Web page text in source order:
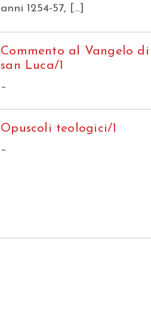
anni 1254-57, […]
Commento al Vangelo di
san Luca/1
–
Opuscoli teologici/1
–